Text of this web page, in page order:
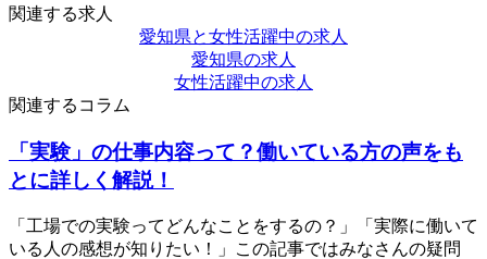
関連する求人
愛知県と女性活躍中の求人
愛知県の求人
女性活躍中の求人
関連するコラム
「実験」の仕事内容って？働いている方の声をも
とに詳しく解説！
「工場での実験ってどんなことをするの？」「実際に働いて
いる人の感想が知りたい！」この記事ではみなさんの疑問